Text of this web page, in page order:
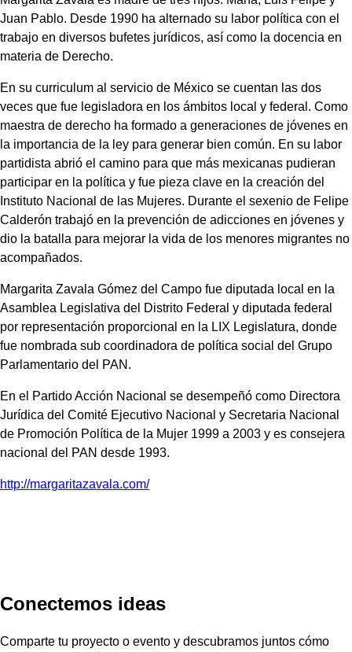
Juan Pablo. Desde 1990 ha alternado su labor política con el
trabajo en diversos bufetes jurídicos, así como la docencia en
materia de Derecho.
En su curriculum al servicio de México se cuentan las dos
veces que fue legisladora en los ámbitos local y federal. Como
maestra de derecho ha formado a generaciones de jóvenes en
la importancia de la ley para generar bien común. En su labor
partidista abrió el camino para que más mexicanas pudieran
participar en la política y fue pieza clave en la creación del
Instituto Nacional de las Mujeres. Durante el sexenio de Felipe
Calderón trabajó en la prevención de adicciones en jóvenes y
dio la batalla para mejorar la vida de los menores migrantes no
acompañados.
Margarita Zavala Gómez del Campo fue diputada local en la
Asamblea Legislativa del Distrito Federal y diputada federal
por representación proporcional en la LIX Legislatura, donde
fue nombrada sub coordinadora de política social del Grupo
Parlamentario del PAN.
En el Partido Acción Nacional se desempeñó como Directora
Jurídica del Comité Ejecutivo Nacional y Secretaria Nacional
de Promoción Política de la Mujer 1999 a 2003 y es consejera
nacional del PAN desde 1993.
http://margaritazavala.com/
Conectemos ideas
Comparte tu proyecto o evento y descubramos juntos cómo